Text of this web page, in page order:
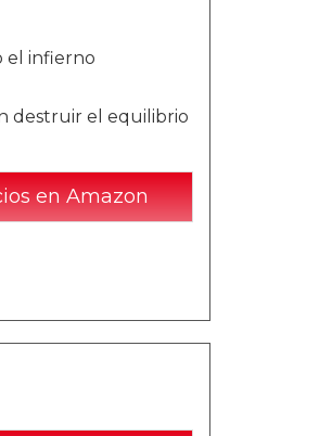
el infierno
destruir el equilibrio
en Amazon